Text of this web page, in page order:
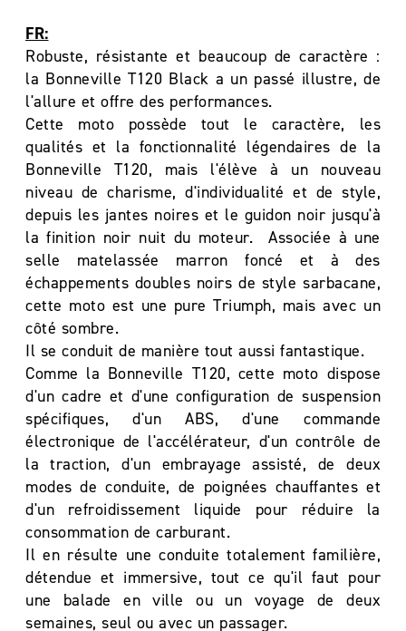
FR:
Robuste, résistante et beaucoup de caractère :
la Bonneville T120 Black a un passé illustre, de
l'allure et offre des performances.
Cette moto possède tout le caractère, les
qualités et la fonctionnalité légendaires de la
Bonneville T120, mais l'élève à un nouveau
niveau de charisme, d'individualité et de style,
depuis les jantes noires et le guidon noir jusqu'à
la finition noir nuit du moteur. Associée à une
selle matelassée marron foncé et à des
échappements doubles noirs de style sarbacane,
cette moto est une pure Triumph, mais avec un
côté sombre.
Il se conduit de manière tout aussi fantastique.
Comme la Bonneville T120, cette moto dispose
d'un cadre et d'une configuration de suspension
spécifiques, d'un ABS, d'une commande
électronique de l'accélérateur, d'un contrôle de
la traction, d'un embrayage assisté, de deux
modes de conduite, de poignées chauffantes et
d'un refroidissement liquide pour réduire la
consommation de carburant.
Il en résulte une conduite totalement familière,
détendue et immersive, tout ce qu'il faut pour
une balade en ville ou un voyage de deux
semaines, seul ou avec un passager.